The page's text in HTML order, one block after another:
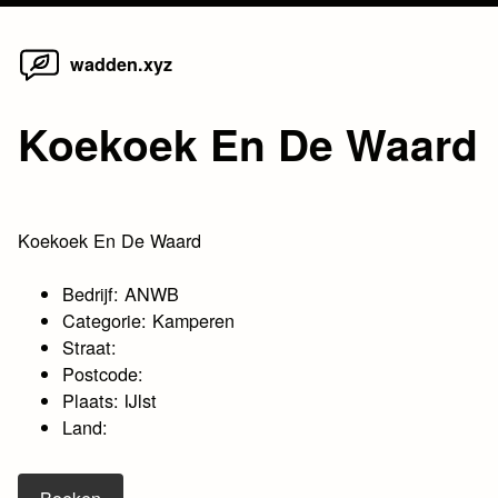
Skip
wadden.xyz
Koekoek En De Waard
Koekoek En De Waard
Bedrijf: ANWB
Categorie: Kamperen
Straat:
Postcode:
Plaats: IJlst
Land: